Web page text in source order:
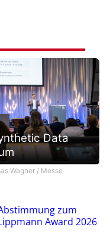
Data
Wagner / Messe
zum
Award 2026